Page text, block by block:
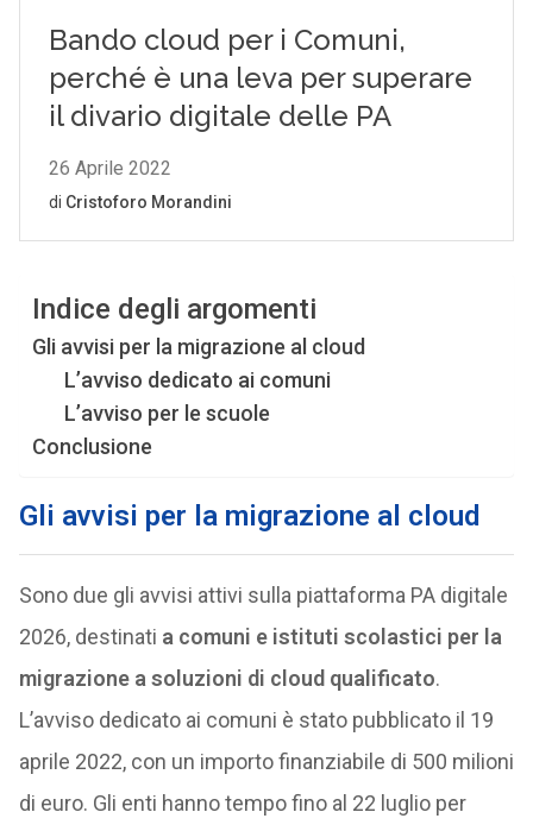
Indice degli argomenti
Gli avvisi per la migrazione al cloud
L’avviso dedicato ai comuni
L’avviso per le scuole
Conclusione
Gli avvisi per la migrazione al cloud
Sono due gli avvisi attivi sulla piattaforma PA digitale
2026, destinati a comuni e istituti scolastici per la
migrazione a soluzioni di cloud qualificato.
L’avviso dedicato ai comuni è stato pubblicato il 19
aprile 2022, con un importo finanziabile di 500 milioni
di euro. Gli enti hanno tempo fino al 22 luglio per